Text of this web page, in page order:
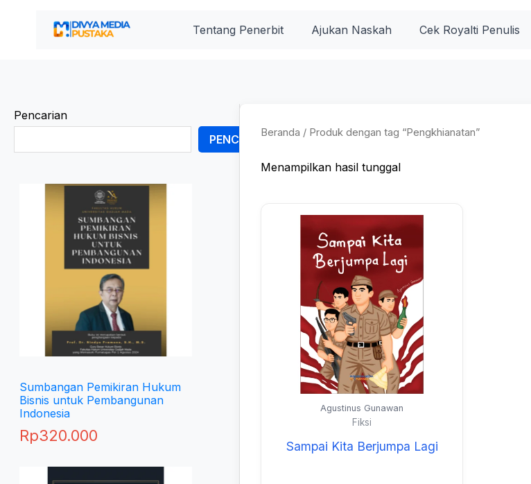
Tentang Penerbit Ajukan Naskah Cek Royalti Penulis
Pencarian
PENCARIAN
Sumbangan Pemikiran Hukum
Bisnis untuk Pembangunan
Indonesia
Rp320.000
Beranda / Produk dengan tag “Pengkhianatan”
Menampilkan hasil tunggal
Agustinus Gunawan
Fiksi
Sampai Kita Berjumpa Lagi